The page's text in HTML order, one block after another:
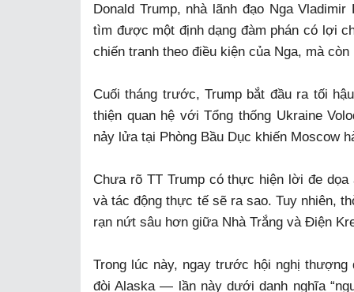
Donald Trump, nhà lãnh đạo Nga
tìm được một định dạng đàm phán có lợi
chiến tranh theo điều kiện của Nga, mà
Cuối tháng trước, Trump bắt đầu ra tối
thiện quan hệ với Tổng thống Ukraine
nảy lửa tại Phòng Bầu Dục khiến Moscow
Chưa rõ TT Trump có thực hiện lời đe
và tác động thực tế sẽ ra sao. Tuy nhiên,
rạn nứt sâu hơn giữa Nhà Trắng và Điện
Trong lúc này, ngay trước hội nghị
đòi Alaska — lần này dưới danh nghĩa